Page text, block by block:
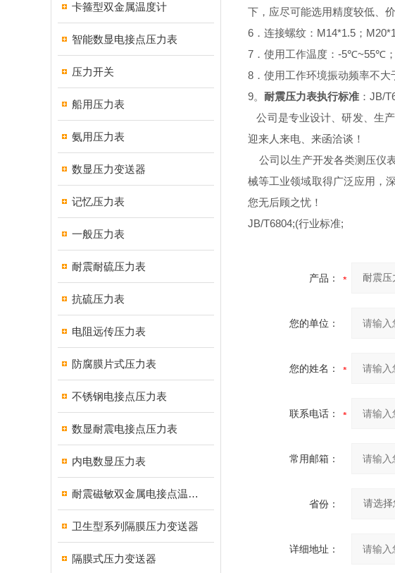
卡箍型双金属温度计
智能数显电接点压力表
压力开关
船用压力表
氨用压力表
数显压力变送器
记忆压力表
一般压力表
耐震耐硫压力表
抗硫压力表
电阻远传压力表
防腐膜片式压力表
不锈钢电接点压力表
数显耐震电接点压力表
内电数显压力表
耐震磁敏双金属电接点温度计
卫生型系列隔膜压力变送器
隔膜式压力变送器
下，应尽可能选用精度较低、
6．连接螺纹：M14*1.5；
7．使用工作温度： -5℃~55℃；
8．使用工作环境振动频率不大
9。 耐震压力表执行标准 ：JB/
公司是专业设计、研发、生
迎来人来电、来函洽谈！
公司以生产开发各类测压仪
械等工业领域取得广泛应用，
您无后顾之忧！
JB/T6804;(行业标准;
产品：
您的单位：
您的姓名：
联系电话：
常用邮箱：
省份：
详细地址：